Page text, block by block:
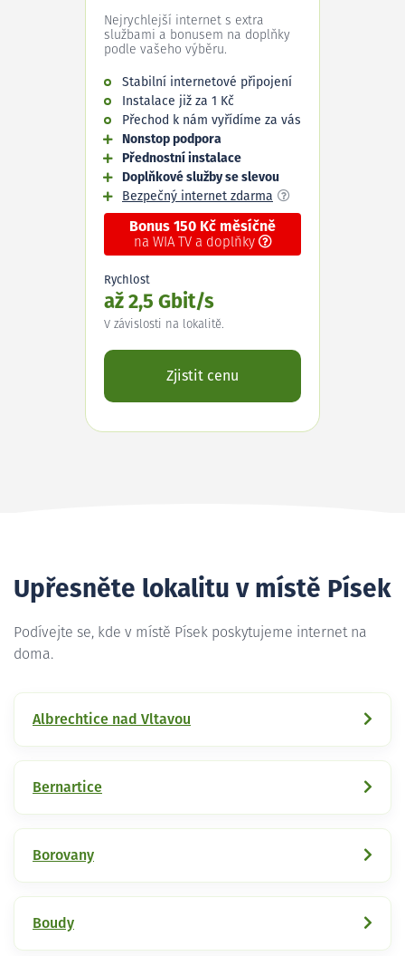
Nejrychlejší internet s extra
službami a bonusem na doplňky
podle vašeho výběru.
Stabilní internetové připojení
Instalace již za 1 Kč
Přechod k nám vyřídíme za vás
Nonstop podpora
Přednostní instalace
Doplňkové služby se slevou
Bezpečný internet zdarma
Bonus 150 Kč měsíčně
na WIA TV a doplňky
Rychlost
až 2,5 Gbit/s
V závislosti na lokalitě.
Zjistit cenu
Upřesněte lokalitu v místě Písek
Podívejte se, kde v místě Písek poskytujeme internet na
doma.
Albrechtice nad Vltavou
Bernartice
Borovany
Boudy